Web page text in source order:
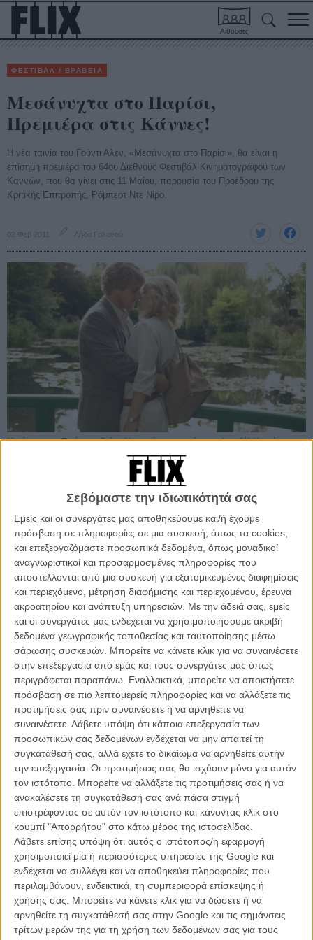
Σεβόμαστε την ιδιωτικότητά σας
Εμείς και οι συνεργάτες μας αποθηκεύουμε και/ή έχουμε
πρόσβαση σε πληροφορίες σε μια συσκευή, όπως τα cookies,
και επεξεργαζόμαστε προσωπικά δεδομένα, όπως μοναδικοί
αναγνωριστικοί και προσαρμοσμένες πληροφορίες που
αποστέλλονται από μια συσκευή για εξατομικευμένες διαφημίσεις
και περιεχόμενο, μέτρηση διαφήμισης και περιεχομένου, έρευνα
ακροατηρίου και ανάπτυξη υπηρεσιών. Με την άδειά σας, εμείς
και οι συνεργάτες μας ενδέχεται να χρησιμοποιήσουμε ακριβή
δεδομένα γεωγραφικής τοποθεσίας και ταυτοποίησης μέσω
σάρωσης συσκευών. Μπορείτε να κάνετε κλικ για να συναινέσετε
στην επεξεργασία από εμάς και τους συνεργάτες μας όπως
περιγράφεται παραπάνω. Εναλλακτικά, μπορείτε να αποκτήσετε
πρόσβαση σε πιο λεπτομερείς πληροφορίες και να αλλάξετε τις
προτιμήσεις σας πριν συναινέσετε ή να αρνηθείτε να
συναινέσετε. Λάβετε υπόψη ότι κάποια επεξεργασία των
προσωπικών σας δεδομένων ενδέχεται να μην απαιτεί τη
συγκατάθεσή σας, αλλά έχετε το δικαίωμα να αρνηθείτε αυτήν
την επεξεργασία. Οι προτιμήσεις σας θα ισχύουν μόνο για αυτόν
τον ιστότοπο. Μπορείτε να αλλάξετε τις προτιμήσεις σας ή να
ανακαλέσετε τη συγκατάθεσή σας ανά πάσα στιγμή
επιστρέφοντας σε αυτόν τον ιστότοπο και κάνοντας κλικ στο
κουμπί "Απορρήτου" στο κάτω μέρος της ιστοσελίδας.
Λάβετε επίσης υπόψη ότι αυτός ο ιστότοπος/η εφαρμογή
χρησιμοποιεί μία ή περισσότερες υπηρεσίες της Google και
ενδέχεται να συλλέγει και να αποθηκεύει πληροφορίες που
περιλαμβάνουν, ενδεικτικά, τη συμπεριφορά επίσκεψης ή
χρήσης σας. Μπορείτε να κάνετε κλικ για να δώσετε ή να
αρνηθείτε τη συγκατάθεσή σας στην Google και τις σημάνσεις
τρίτων μερών της για τη χρήση των δεδομένων σας για τους
Αίθουσες
ΦΕΣΤΙΒΑΛ / ΒΡΑΒΕΙΑ
Μεσάνυχτα στο Παρίσι,
Πρεμιέρα στις Κάννες!
Η νέα ταινία του Γούντι Αλεν, «Μεσάνυχτα στο Παρίσι», θα είναι η
επίσημη πρεμιέρα του 64ου Διεθνούς Φεστιβάλ Κινηματογράφου των
Καννών, που θα γίνει στις 11 Μαΐου, παρουσία του Προέδρου της
Κριτικής Επιτροπής, Ρόμπερτ Ντε Νίρο.
02 Φεβ 2011 Λήδα Γαλανού
Μεσάνυχτα στο Παρίσι, του Γούντι Αλεν, επίσημη πρεμιέρα του Φεστιβάλ Καννών
Προσθέστε το Flix στις προτιμήσεις σας στο
Ηδη ξυπνά η ανυπομονησία για το ποιοι από τους δημοφιλείς
πρωταγωνιστές θα παρευρεθούν στην προβολή – ο Οουεν
Γουίλσον, η Ρέιτσελ ΜακΑνταμς, η Μαριόν Κοτιγιάρ, η Κάθι Μπέιτς,
ο Εϊντριαν Μπρόντι, η Λέα Σεϊντού, ή, ακόμα ακόμα και η Πρώτη
Κυρία της Γαλλίας, Κάρλα Μπρούνι-Σαρκοζί;
Ο Διευθυντής του Φεστιβάλ, Τιερί Φρεμό, λέει για την ταινία: «Είναι
μια υπέροχη ερωτική επιστολή για το Παρίσι. Είναι μια ταινία στην
οποία ο Γούντι Αλεν κοιτάζει βαθύτερα τα ζητήματα που τον
απασχόλησαν στις τελευταίες ταινίες του, τη σχέση μας με την
ιστορία, την τέχνη, τη χαρά και τη ζωή. Η 41η του ταινία αποδεικνύει
ξανά την έμπνευσή του.»
Την ίδια μέρα με την επίσημη πρεμιέρα της στις Κάννες, η ταινία θα
βγει και σε 400 κινηματογραφικές αίθουσες στη Γαλλία. Με αυτήν
την ευκαιρία, το Φεστιβάλ Καννών θα δώσει σε όποια αίθουσα το
ζητήσει, πρόσβαση σε απ’ευθείας μετάδοση των αφίξεων στην
επίσημη πρεμιέρα και τον ομιλιών που θα προηγηθούν της
προβολής!Με αυτόν τον τρόπο, το Φεστιβάλ Καννών θέλει να
επισημάνει τη στενή του σχέση με το κινηματογραφικό κοινό και να
τραβήξει το ενδιαφέρον του και στις υπόλοιπες ταινίες του
Επίσημου Προγράμματος.
Tags: ΓΟΥΝΤΙ ΑΛΕΝ, ΜΕΣΑΝΥΧΤΑ ΣΤΟ ΠΑΡΙΣΙ, MIDNIGHT IN
PARIS, ΚΑΝΝΕΣ, ΦΕΣΤΙΒΑΛ ΚΑΝΝΩΝ, Cannes Film Festival,
CANNES, ΟΟΥΕΝ ΓΟΥΙΛΣΟΝ, ΡΕΪΤΣΕΛ ΜΑΚΑΝΤΑΜΣ, Μαριόν